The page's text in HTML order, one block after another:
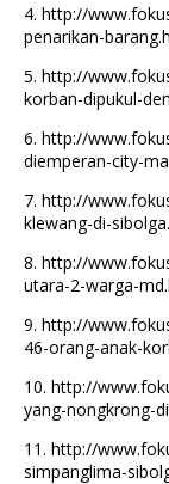
4. http://
penarikan-
5. http://
korban-dipukul-
6. http://
diemperan-city-
7. http://
klewang-di-
8. http://
utara-2-warga-
9. http://
46-orang-anak-
10. http://
yang-nongkrong-
11. http://
simpanglima-